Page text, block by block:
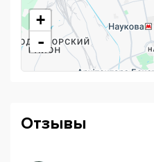
+
-
Отзывы